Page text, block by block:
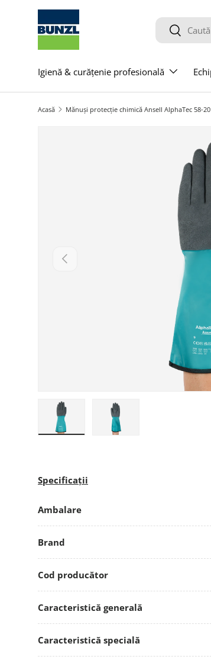
Salt la conținut Caută
Caută
Igienă & curățenie profesională
Acasă Mănuși protecție chimică Ansell AlphaTec 58-
Anterior
Specificații
Ambalare
Brand
Cod producător
Caracteristică generală
Caracteristică specială